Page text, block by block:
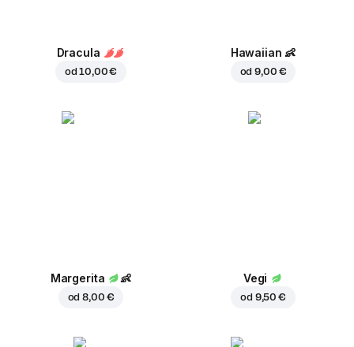
Dracula
od10,00 €
Hawaiian 👶
od9,00 €
Margerita 👶
od8,00 €
Vegi
od 9,50 €